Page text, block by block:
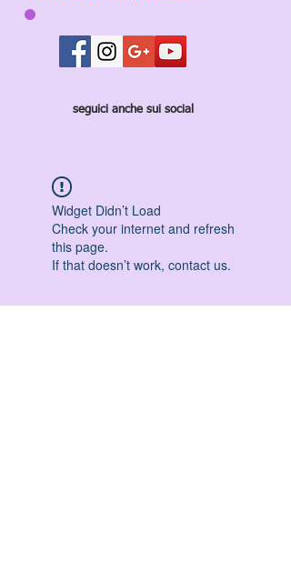
seguici anche sui social
Widget Didn’t Load
Check your internet and refresh
this page.
If that doesn’t work, contact us.